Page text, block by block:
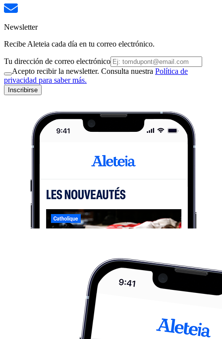
Newsletter
Recibe Aleteia cada día en tu correo electrónico.
Tu dirección de correo electrónico
Acepto recibir la newsletter. Consulta nuestra Política de
privacidad para saber más.
Inscribirse